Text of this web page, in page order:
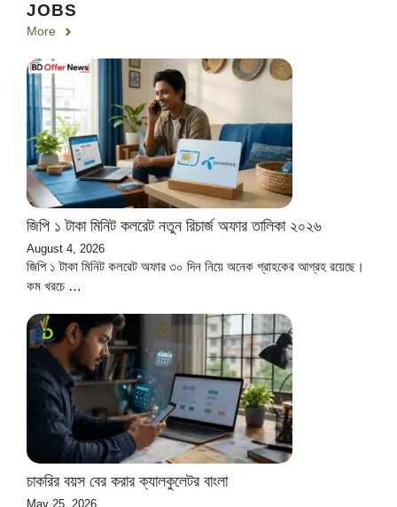
JOBS
More
জিপি ১ টাকা মিনিট কলরেট নতুন রিচার্জ অফার তালিকা ২০২৬
August 4, 2026
জিপি ১ টাকা মিনিট কলরেট অফার ৩০ দিন নিয়ে অনেক গ্রাহকের আগ্রহ রয়েছে।
কম খরচে …
চাকরির বয়স বের করার ক্যালকুলেটর বাংলা
May 25, 2026